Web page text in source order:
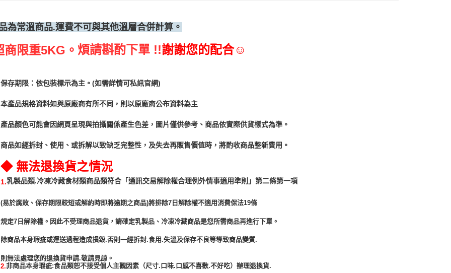
為常溫商品.運費不可與其他溫層合併計算。
商限重5KG。 煩請斟酌下單 !!謝謝您的配合☺
保存期限：依包裝標示為主。(如需詳情可私訊官網)
本產品規格資料如與原廠商有所不同，則以原廠商公布資料為主
產品顏色可能會因網頁呈現與拍攝關係產生色差，圖片僅供參考、商品依實際供貨樣式為準。
商品如經拆封、使用、或拆解以致缺乏完整性，及失去再販售價值時，將酌收商品整﻿新費用。
◆ 無法退換貨之情況
1.乳製品類.冷凍冷藏食材類商品類符合 「通訊交易解除權合理例外情事適用準則」第二條第一項
(易於腐敗、保存期限較短或解約時即將逾期之商品)將排除7日解除權不適用消費保法19條
規定7日解除權。因此不受理商品退貨，請確定乳製品、冷凍冷藏商品是您所需商品再進行下單。
除商品本身瑕疵或運送過程造成損毀.否則一經拆封.食用.失溫及保存不良等導致商品變質.
2.非商品本身瑕疵:食品類恕不接受個人主觀因素（尺寸.口味.口感不喜歡.不好吃）辦理退換貨.